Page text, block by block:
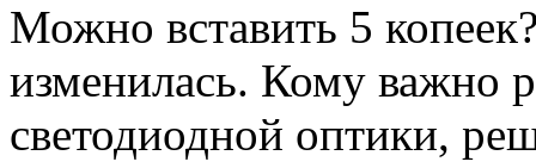
Можно вставить 5
изменилась. Кому важно
светодиодной оптики,